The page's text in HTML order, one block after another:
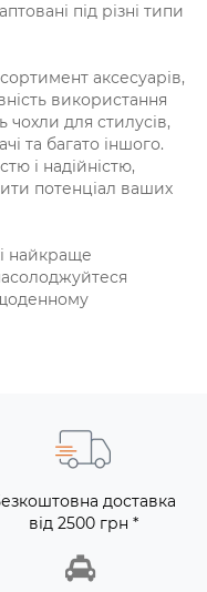
під різні типи
аксесуарів,
використання
для стилусів,
та багато іншого.
і надійністю,
потенціал ваших
найкраще
доставка
від 2500 грн *